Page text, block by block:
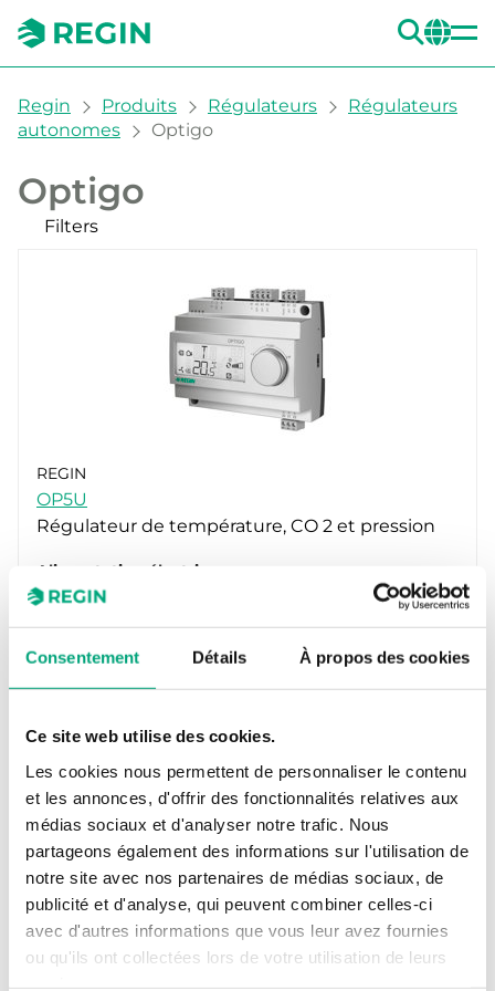
Consentement Détails À propos des cookies
Ce site web utilise des cookies.
Les cookies nous permettent de personnaliser le contenu
et les annonces, d'offrir des fonctionnalités relatives aux
médias sociaux et d'analyser notre trafic. Nous
partageons également des informations sur l'utilisation de
notre site avec nos partenaires de médias sociaux, de
publicité et d'analyse, qui peuvent combiner celles-ci
avec d'autres informations que vous leur avez fournies
ou qu'ils ont collectées lors de votre utilisation de leurs
You are here:
Regin Produits Régulateurs
Régulateurs
autonomes
Optigo
Optigo
Filters
Alimentation électrique
REGIN
OP5U
Régulateur de température, CO 2 et pression
Alimentation électrique
24VAC (21...27 V AC 50/60Hz), 4.0 VA
Nombre de modules
7
Écran